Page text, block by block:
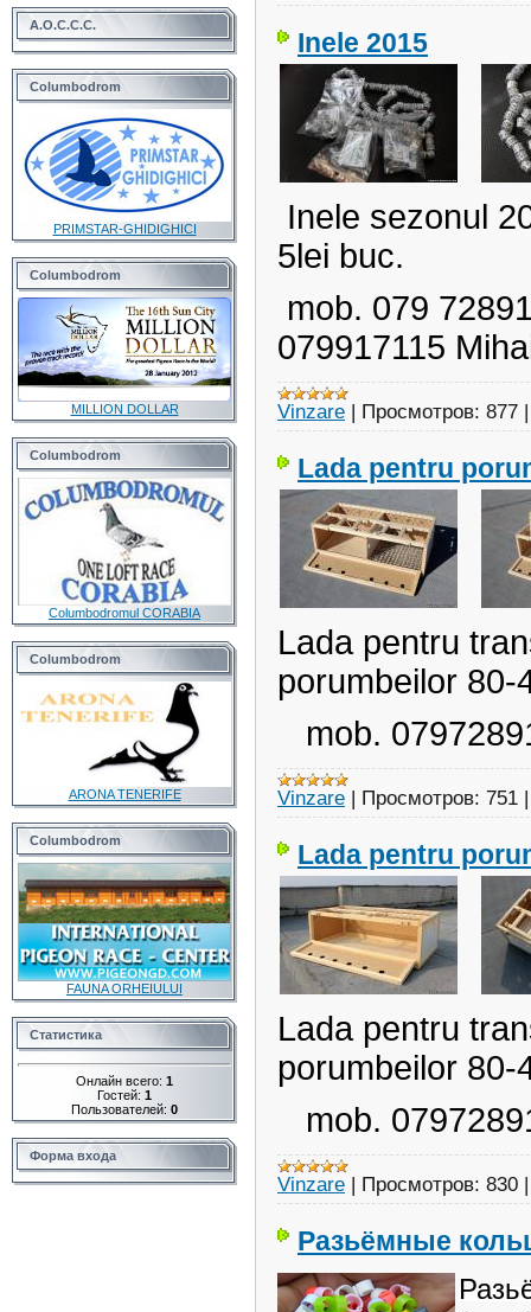
A.O.C.C.C.
Columbodrom
PRIMSTAR-GHIDIGHICI
Columbodrom
MILLION DOLLAR
Columbodrom
Columbodromul CORABIA
Columbodrom
ARONA TENERIFE
Columbodrom
FAUNA ORHEIULUI
Статистика
Онлайн всего: 1
Гостей: 1
Пользователей: 0
Форма входа
Inele 2015
Inele sezonul
5lei buc.
mob. 079
079917115
Vinzare Просмотров: 877
Lada pentru
Lada pentru
porumbeilor 80-
mob.
Vinzare Просмотров: 751
Lada pentru
Lada pentru
porumbeilor 80-
mob.
Vinzare Просмотров: 830
Разьёмные